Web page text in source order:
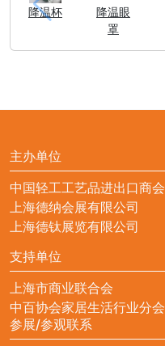
降温杯
降温眼
罩
主办单位
中国轻工工艺品进出口商会
上海德纳会展有限公司
上海德钛展览有限公司
支持单位
上海市商业联合会
中百协会家居生活行业分会
参展/参观联系